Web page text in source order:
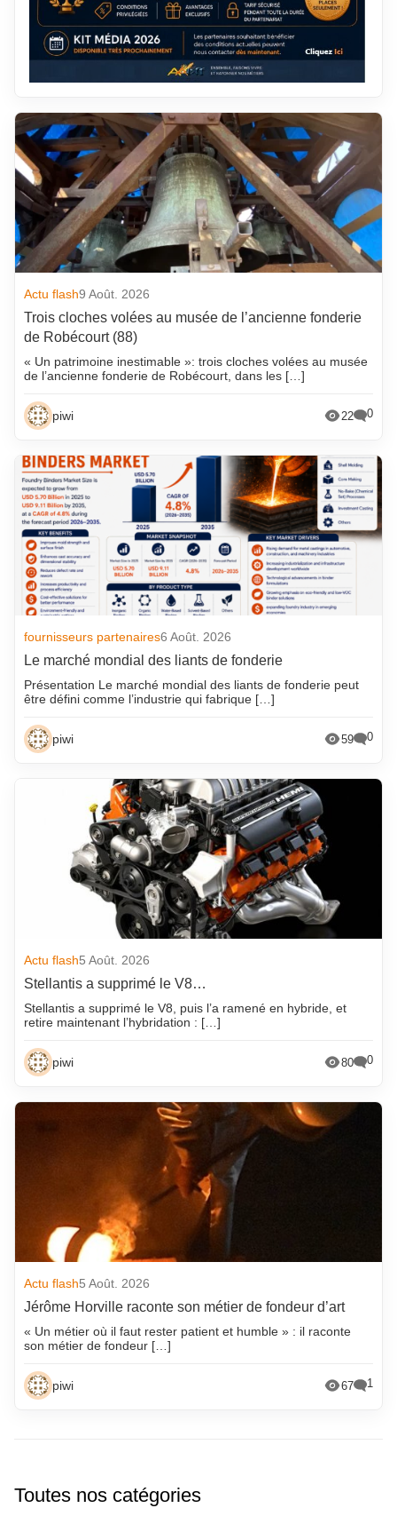
Actu flash9 Août. 2026
Trois cloches volées au musée de l’ancienne fonderie
de Robécourt (88)
« Un patrimoine inestimable »: trois cloches volées au musée
de l’ancienne fonderie de Robécourt, dans les […]
piwi 22 0
fournisseurs partenaires6 Août. 2026
Le marché mondial des liants de fonderie
Présentation Le marché mondial des liants de fonderie peut
être défini comme l’industrie qui fabrique […]
piwi 59 0
Actu flash5 Août. 2026
Stellantis a supprimé le V8…
Stellantis a supprimé le V8, puis l’a ramené en hybride, et
retire maintenant l’hybridation : […]
piwi 80 0
Actu flash5 Août. 2026
Jérôme Horville raconte son métier de fondeur d’art
« Un métier où il faut rester patient et humble » : il raconte
son métier de fondeur […]
piwi 67 1
Toutes nos catégories